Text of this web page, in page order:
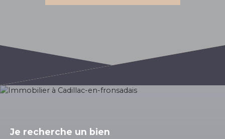
Je recherche un bien